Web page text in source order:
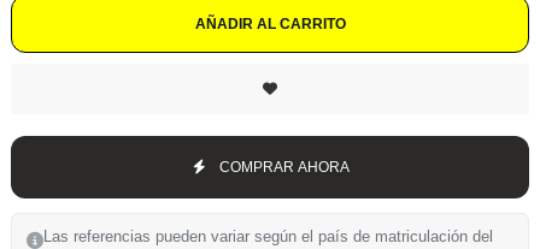
AÑADIR AL CARRITO
COMPRAR AHORA
Las referencias pueden variar según el país de matriculación del